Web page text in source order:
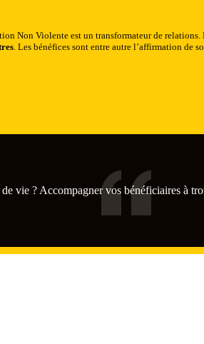
Non Violente est un transformateur de
. Les bénéfices sont entre autre l’affirmation de
vie ? Accompagner vos bénéficiaires à